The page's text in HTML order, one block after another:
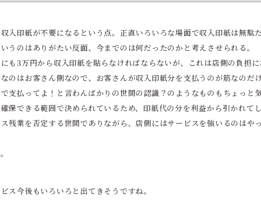
入印紙が不要になるという点。正直いろいろな場面で収入印紙は無駄
うのはありがたい反面、今までのは何だったのかと考えさせられる。
も3万円から収入印紙を貼らなければならないが、これは店側の負担に
のはお客さん側なので、お客さんが収入印紙分を支払うのが筋なのだ
支払ってよ！と言わんばかりの世間の認識？のようなものもちょっと気
保できる範囲で決められているため、印紙代の分を利益から引かれて
残業を否定する世間でありながら、店側にはサービスを強いるのはや
ス今後もいろいろと出てきそうですね。